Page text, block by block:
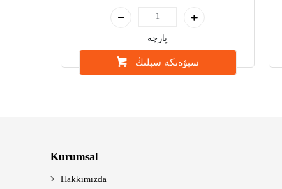
پارچە
سېۋەتكە سېلىڭ
Kurumsal
Hakkımızda